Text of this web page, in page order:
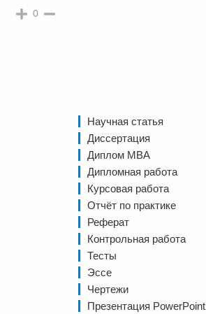
0
Научная статья
Диссертация
Диплом MBA
Дипломная работа
Курсовая работа
Отчёт по практике
Реферат
Контрольная работа
Тесты
Эссе
Чертежи
Презентация PowerPoint